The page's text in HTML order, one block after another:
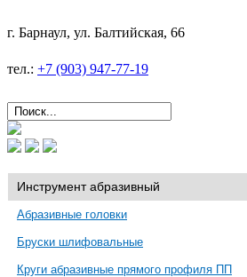
г. Барнаул, ул. Балтийская, 66
тел.: +7 (903) 947-77-19
Инструмент абразивный
Абразивные головки
Бруски шлифовальные
Круги абразивные прямого профиля ПП